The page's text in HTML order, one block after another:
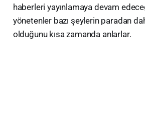
haberleri yayınlamaya devam
yönetenler bazı şeylerin paradan
olduğunu kısa zamanda anlarlar.